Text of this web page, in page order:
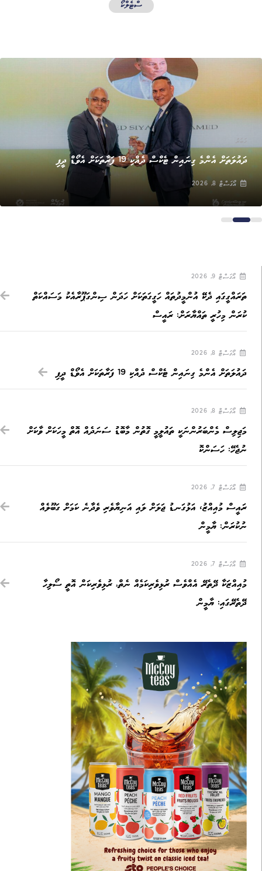
ސްޓެލްކޯ
ދައުލަތަށް އެންމެ ގިނައިން ޓެކްސް ދެއްކި 19 ފަރާތަކަށް އެވޯޑް ދީފި
އޯގަސްޓް 8, 2026
އޯގަސްޓް 9, 2026
ތަރައްގީގައި ދެކޭ އުންމީދުތައް ހަގީގަތަކަށް ހަދަން ސިންގަޕޫރާއެކު މަސައްކަތް
ކުރަން މިހުރީ ތައްޔާރަށް: ރައީސް
އޯގަސްޓް 8, 2026
ދައުލަތަށް އެންމެ ގިނައިން ޓެކްސް ދެއްކި 19 ފަރާތަކަށް އެވޯޑް ދީފި
އޯގަސްޓް 8, 2026
މަޖިލިސް މެންބަރުންނަކީ ތައުލީމީ ގޮތުން މާބޮޑު ސަނަދެއް އޮތް މީހަކަށް ވާކަށް
ނުޖެހޭ: ހަސަންކޮ
އޯގަސްޓް 7, 2026
ރައީސް މުއިއްޒު، އަޅުގަނޑު ޖަލަށް ލައި އަނިޔާވެރި ވެދާނެ ކަމަށް ގަބޫލެއް
ނުކުރަން: ޔާމީން
އޯގަސްޓް 7, 2026
މުއިއްޒަކާ ދޭތެރޭ އެއްވެސް ރުޅިވެރިކަމެއް ނެތް, ރުޅިވެރިކަން އޮތީ ސޯލިހާ
ދޭތެރޭގައި: ޔާމީން